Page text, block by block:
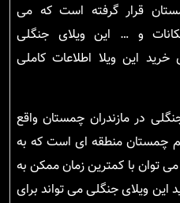
قرار گرفته است که می
و … این ویلای جنگلی
این ویلا اطلاعات کاملی
در مازندران چمستان واقع
چمستان منطقه ای است که به
توان با کمترین زمان ممکن به
ویلای جنگلی می تواند برای